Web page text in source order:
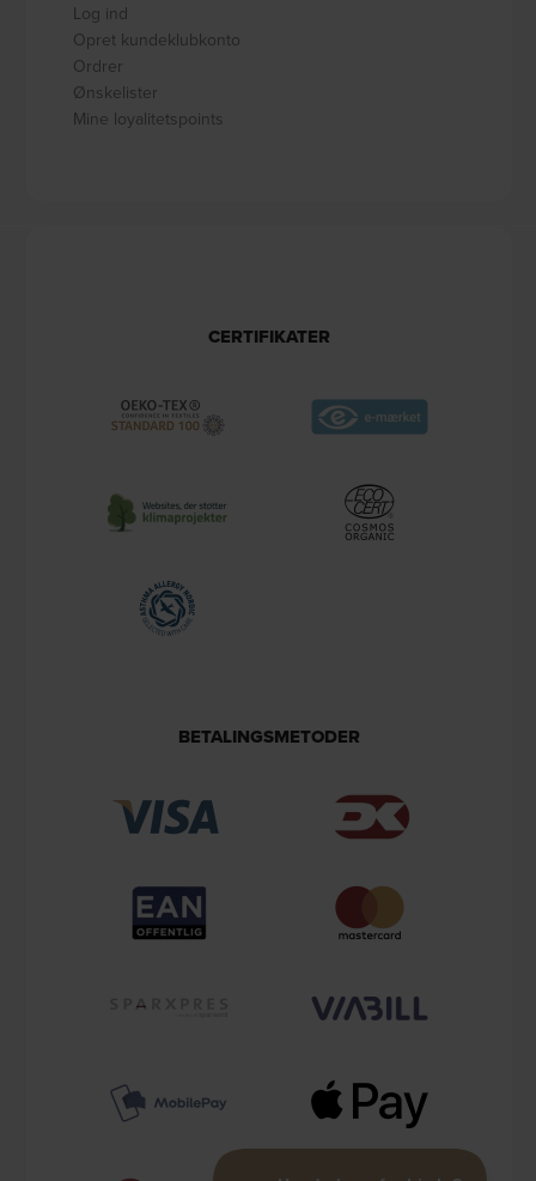
Log ind
Opret kundeklubkonto
Ordrer
Ønskelister
Mine loyalitetspoints
CERTIFIKATER
BETALINGSMETODER